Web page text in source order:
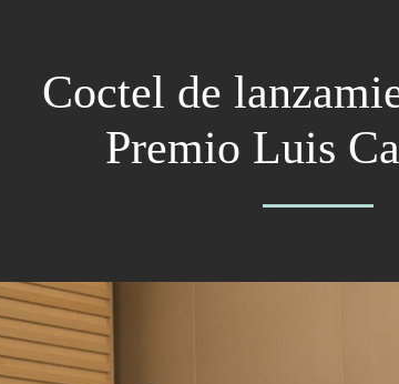
Coctel de
Premio Luis